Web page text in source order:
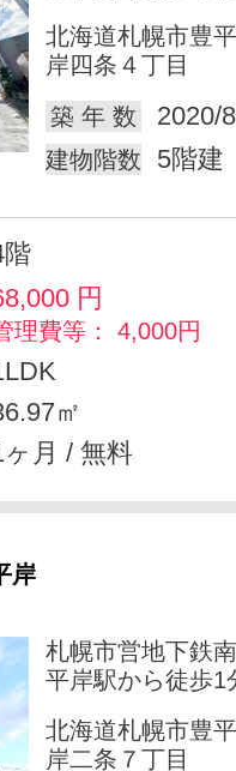
北海道札幌市豊
岸四条４丁目
築 年 数
2020/
建物階数 5階建
円
理費等： 4,000円
㎡
ヶ月 / 無料
岸
札幌市営地下鉄
平岸駅から徒歩1
北海道札幌市豊
岸二条７丁目